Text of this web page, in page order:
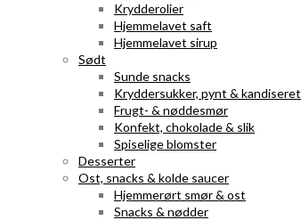
Krydderolier
Hjemmelavet saft
Hjemmelavet sirup
Sødt
Sunde snacks
Kryddersukker, pynt & kandiseret
Frugt- & nøddesmør
Konfekt, chokolade & slik
Spiselige blomster
Desserter
Ost, snacks & kolde saucer
Hjemmerørt smør & ost
Snacks & nødder